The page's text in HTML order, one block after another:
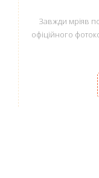
Завжди мріяв
офіційного